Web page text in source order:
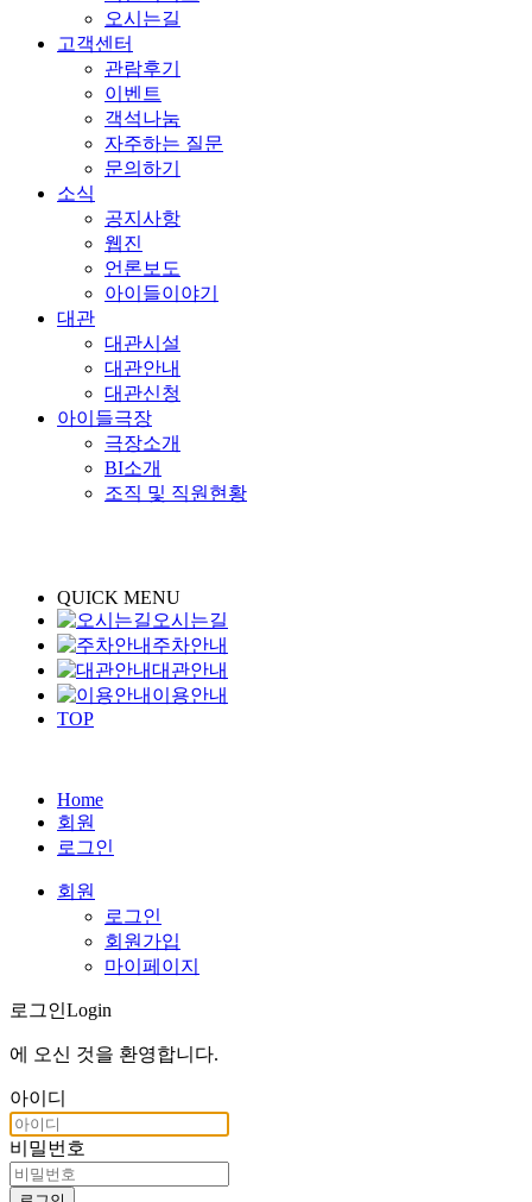
오시는길
고객센터
관람후기
이벤트
객석나눔
자주하는 질문
문의하기
소식
공지사항
웹진
언론보도
아이들이야기
대관
대관시설
대관안내
대관신청
아이들극장
극장소개
BI소개
조직 및 직원현황
QUICK MENU
오시는길
주차안내
대관안내
이용안내
TOP
Home
회원
로그인
회원
로그인
회원가입
마이페이지
로그인Login
에 오신 것을 환영합니다.
아이디
비밀번호